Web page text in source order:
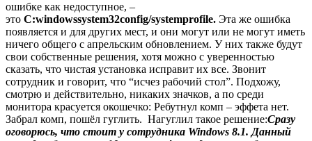
ошибке как недоступное, –
это C:windowssystem32config/systemprofile. Эта же ошибка
появляется и для других мест, и они могут или не могут иметь
ничего общего с апрельским обновлением. У них также будут
свои собственные решения, хотя можно с уверенностью
сказать, что чистая установка исправит их все. Звонит
сотрудник и говорит, что “исчез рабочий стол”. Подхожу,
смотрю и действительно, никаких значков, а по среди
монитора красуется окошечко: Ребутнул комп – эффета нет.
Забрал комп, пошёл гуглить. Нагуглил такое решение:Сразу
оговорюсь, что стоит у сотрудника Windows 8.1. Данный